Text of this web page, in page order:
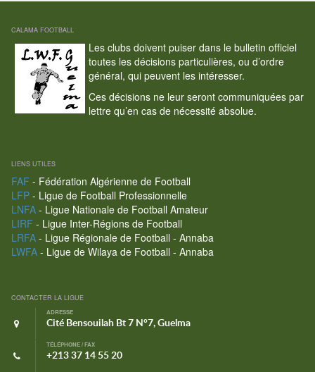
CALAMA FOOTBALL
Les clubs doivent puiser dans le bulletin officiel
toutes les décisions particulières, ou d’ordre
général, qui peuvent les intéresser.
Ces décisions ne leur seront communiquées par
lettre qu’en cas de nécessité absolue.
LIENS UTILES
FAF - Fédération Algérienne de Football
LFP- Ligue de Football Professionnelle
LNFA- Ligue Nationale de Football Amateur
LIRF - Ligue Inter-Régions de Football
LRFA- Ligue Régionale de Football - Annaba
LWFA- Ligue de Wilaya de Football - Annaba
CONTACTER LA LIGUE
ADRESSE
Cité Bensouilah Bt 7 N°7, Guelma
TÉLÉPHONE / FAX
+213 37 14 55 20